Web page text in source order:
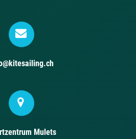
Mulets